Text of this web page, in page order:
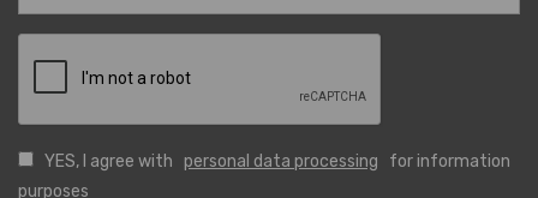
YES, I agree with personal data processing for information
purposes